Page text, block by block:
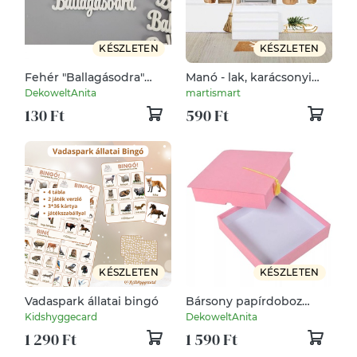
KÉSZLETEN
Fehér "Ballagásodra"
felirat 10cm 1db
DekoweltAnita
130 Ft
KÉSZLETEN
Manó - lak, karácsonyi
matrica csomag,
gyerekszoba dekoráció
martismart
590 Ft
KÉSZLETEN
Vadaspark állatai bingó
Kidshyggecard
1 290 Ft
KÉSZLETEN
Bársony papírdoboz
ajándék doboz ballagási
sapka rózsaszín 4,5x18cm
(Ballagás)
DekoweltAnita
1 590 Ft